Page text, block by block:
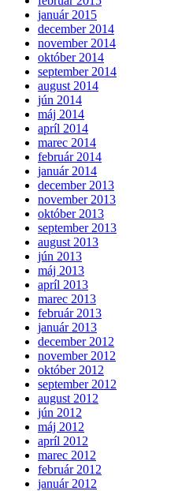
január 2015
december 2014
november 2014
október 2014
september 2014
august 2014
jún 2014
máj 2014
apríl 2014
marec 2014
február 2014
január 2014
december 2013
november 2013
október 2013
september 2013
august 2013
jún 2013
máj 2013
apríl 2013
marec 2013
február 2013
január 2013
december 2012
november 2012
október 2012
september 2012
august 2012
jún 2012
máj 2012
apríl 2012
marec 2012
február 2012
január 2012